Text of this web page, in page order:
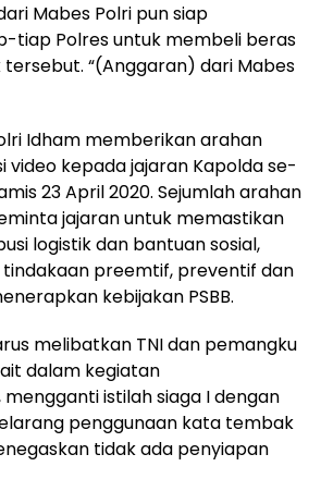
Mabes Polri pun siap
tiap Polres untuk membeli beras
“(Anggaran) dari Mabes
Idham memberikan arahan
video kepada jajaran Kapolda se-
23 April 2020. Sejumlah arahan
jajaran untuk memastikan
logistik dan bantuan sosial,
preemtif, preventif dan
kebijakan PSBB.
melibatkan TNI dan pemangku
dalam kegiatan
istilah siaga I dengan
penggunaan kata tembak
tidak ada penyiapan